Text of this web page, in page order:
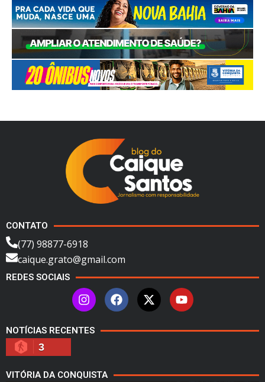
CONTATO
(77) 98877-6918
caique.grato@gmail.com
REDES SOCIAIS
NOTÍCIAS RECENTES
3
VITÓRIA DA CONQUISTA